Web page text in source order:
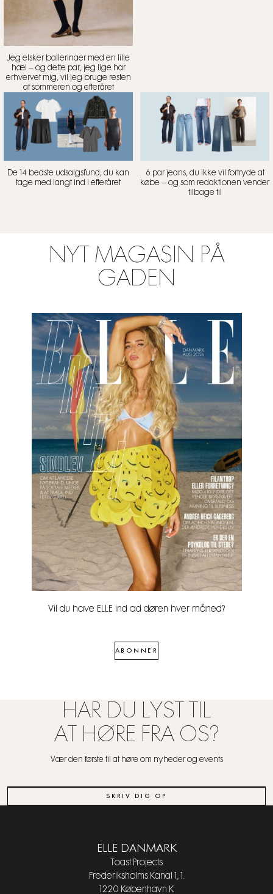
Jeg elsker ballerinaer med en lille
hæl – og dette par, jeg lige har
erhvervet mig, vil jeg bruge resten
af sommeren og efteråret
De 14 bedste udsalgsfund, du kan
tage med langt ind i efteråret
6 par jeans, du ikke vil fortryde at
købe – og som redaktionen vender
tilbage til
NYT MAGASIN PÅ
GADEN
Vil du have ELLE ind ad døren hver måned?
ABONNER
HAR DU LYST TIL
AT HØRE FRA OS?
Vær den første til at høre om nyheder og events
SKRIV DIG OP
ELLE DANMARK
Toast Projects
Frederiksholms Kanal 1, 1.
1220 København K